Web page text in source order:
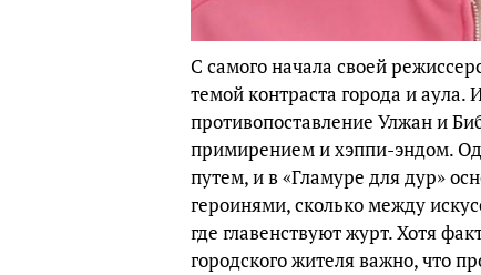
С самого начала своей
темой контраста города и
противопоставление Улжан и
примирением и хэппи-эндом.
путем, и в «Гламуре для дур»
героинями, сколько между
где главенствуют журт. Хотя
городского жителя важно, что